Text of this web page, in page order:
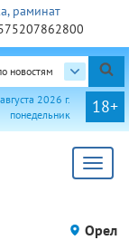
новостям
18+
2026 г.
понедельник
Toggle
Орел